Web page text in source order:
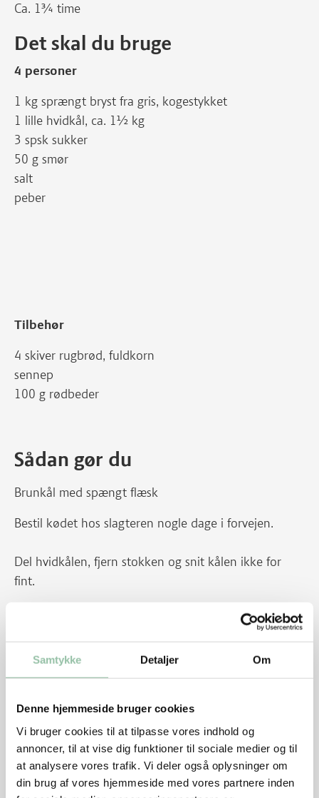
Samtykke Detaljer Om
Denne hjemmeside bruger cookies
Vi bruger cookies til at tilpasse vores indhold og
annoncer, til at vise dig funktioner til sociale medier og til
at analysere vores trafik. Vi deler også oplysninger om
din brug af vores hjemmeside med vores partnere inden
Ca. 1¾ time
Det skal du bruge
4 personer
1 kg sprængt bryst fra gris, kogestykket
1 lille hvidkål, ca. 1½ kg
3 spsk sukker
50 g smør
salt
peber
Tilbehør
4 skiver rugbrød, fuldkorn
sennep
100 g rødbeder
Sådan gør du
Brunkål med spængt flæsk
Bestil kødet hos slagteren nogle dage i forvejen.
Del hvidkålen, fjern stokken og snit kålen ikke for
fint.
lysebrunt.
Tilsæt salt, peber og 1 dl vand. Lav en fordybning i
midten af kålen og læg kødet heri.
Kom et lag kål over kødet.